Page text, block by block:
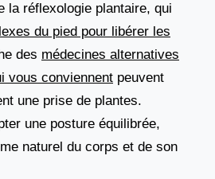
la réflexologie plantaire, qui
du pied pour libérer les
des médecines alternatives
vous conviennent peuvent
une prise de plantes.
une posture équilibrée,
naturel du corps et de son